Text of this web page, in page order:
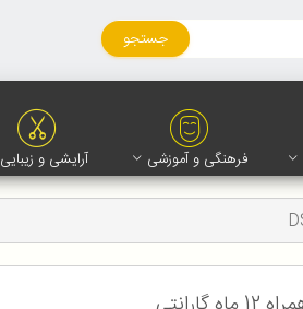
جستجو
فرهنگی و آموزشی آرایشی و زیبایی